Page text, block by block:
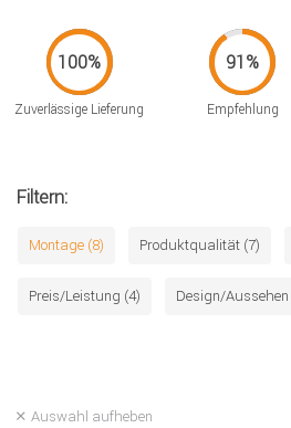
Zuverlässige Lieferung Empfehlung
Filtern:
Montage (8) Produktqualität (7)
Preis/Leistung (4) Design/Aussehen
Auswahl aufheben